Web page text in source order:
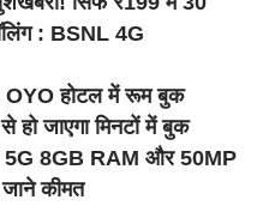
: BSNL 4G
होटल में रूम बुक
जाएगा मिनटों में बुक
8GB RAM और 50MP
कीमत